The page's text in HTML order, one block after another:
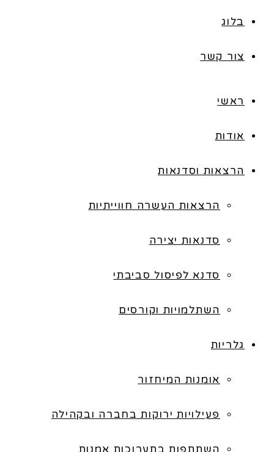
בלוג
צור קשר
ראשי
אודות
הרצאות וסדנאות
הרצאות העשרה חווייתיות
סדנאות יצירה
סדנא לפיסול סביבתי
השתלמויות וקורסים
גלריות
אומנות המיחזור
פעילויות ירוקות בחברה ובקהילה
השתתפות בתערוכות אמנות